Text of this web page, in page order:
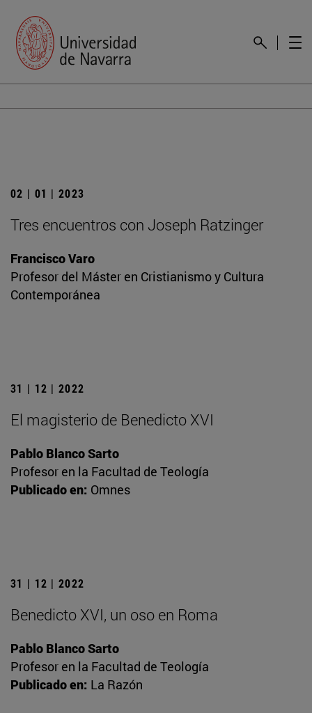
02 | 01 | 2023
Tres encuentros con Joseph Ratzinger
Francisco Varo
Profesor del Máster en Cristianismo y Cultura
Contemporánea
31 | 12 | 2022
El magisterio de Benedicto XVI
Pablo Blanco Sarto
Profesor en la Facultad de Teología
Publicado en: Omnes
31 | 12 | 2022
Benedicto XVI, un oso en Roma
Pablo Blanco Sarto
Profesor en la Facultad de Teología
Publicado en: La Razón